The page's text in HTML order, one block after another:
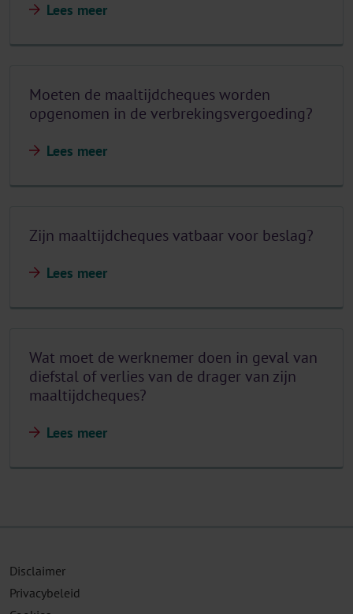
Lees meer
Moeten de maaltijdcheques worden
opgenomen in de verbrekingsvergoeding?
Lees meer
Zijn maaltijdcheques vatbaar voor beslag?
Lees meer
Wat moet de werknemer doen in geval van
diefstal of verlies van de drager van zijn
maaltijdcheques?
Lees meer
Disclaimer
Privacybeleid